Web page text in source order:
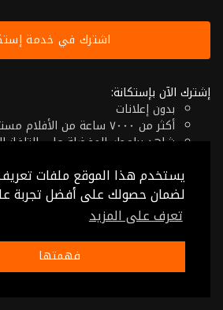
يستخدم هذا الموقع ملفات تعريف
لضمان حصولك على أفضل تجربة
تعرف على المزيد
فهمتها
اشترك في خدمة
إشترك الآن بإستكانة:
بدون إعلانات
أكثر من ٧٠٠٠ ساعة من الأفلام مستقلة
شاهد برامجك المفضلة على التلفاز
إلغاء في أي وقت
فقط $7.99 شهريا أو $59.99 سنويا
شروط الإستخدام-